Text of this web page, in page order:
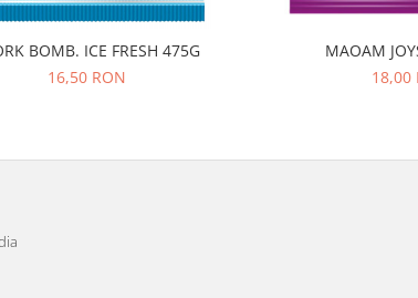
STORK BOMB. ICE FRESH 475G
16,50 RON
MAOAM
18,00